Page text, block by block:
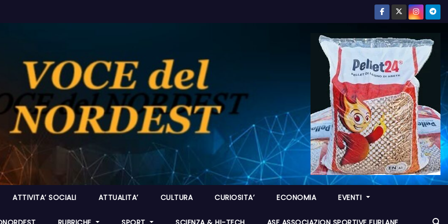
ATTIVITA’ SOCIALI ATTUALITA’ CULTURA CURIOSITA’ ECONOMIA EVENTI